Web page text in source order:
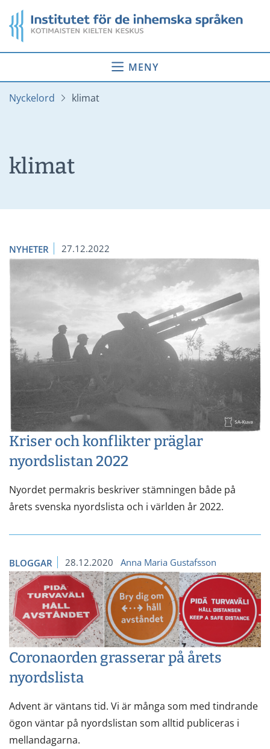
till
innehåll
Startsida
MENY
Nyckelord klimat
klimat
NYHETER 27.12.2022
Kriser och konflikter präglar
nyordslistan 2022
Nyordet permakris beskriver stämningen både på
årets svenska nyordslista och i världen år 2022.
BLOGGAR 28.12.2020 Anna Maria Gustafsson
Coronaorden grasserar på årets
nyordslista
Advent är väntans tid. Vi är många som med tindrande
ögon väntar på nyordslistan som alltid publiceras i
mellandagarna.